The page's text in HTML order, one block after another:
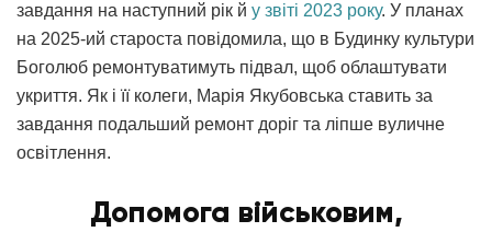
завдання на наступний рік й у звіті 2023 року. У планах
на 2025-ий староста повідомила, що в Будинку культури
Боголюб ремонтуватимуть підвал, щоб облаштувати
укриття. Як і її колеги, Марія Якубовська ставить за
завдання подальший ремонт доріг та ліпше вуличне
освітлення.
Допомога військовим,